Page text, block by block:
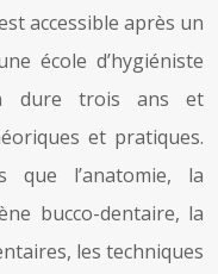
accessible après un
école d’hygiéniste
dure trois ans et
et pratiques.
que l’anatomie, la
bucco-dentaire, la
les techniques